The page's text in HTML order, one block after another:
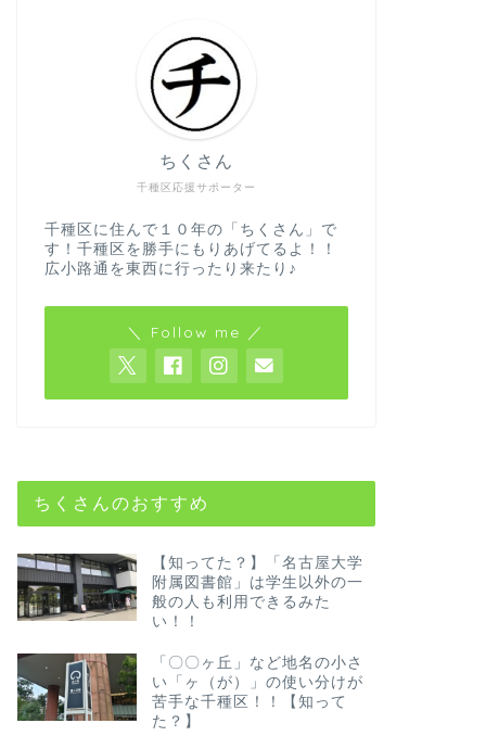
千種区応援サポーター
ちくさん
千種区に住んで１０年の「ちくさん」で
す！千種区を勝手にもりあげてるよ！！
広小路通を東西に行ったり来たり♪
＼ Follow me ／
ちくさんのおすすめ
【知ってた？】「名古屋大学
附属図書館」は学生以外の一
般の人も利用できるみた
い！！
「〇〇ヶ丘」など地名の小さ
い「ヶ（が）」の使い分けが
苦手な千種区！！【知って
た？】